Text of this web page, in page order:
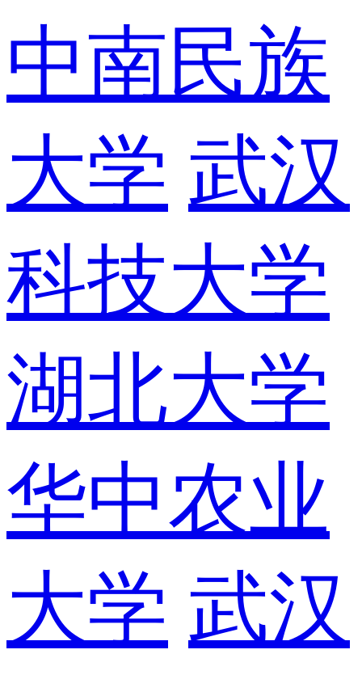
中南民族
大学 武汉
科技大学
湖北大学
华中农业
大学 武汉